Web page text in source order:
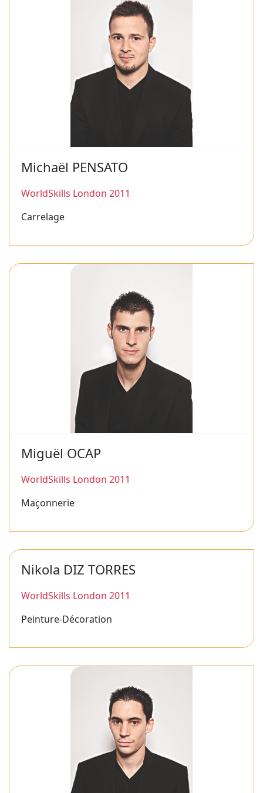
Michaël PENSATO
WorldSkills London 2011
Carrelage
Miguël OCAP
WorldSkills London 2011
Maçonnerie
Nikola DIZ TORRES
WorldSkills London 2011
Peinture-Décoration